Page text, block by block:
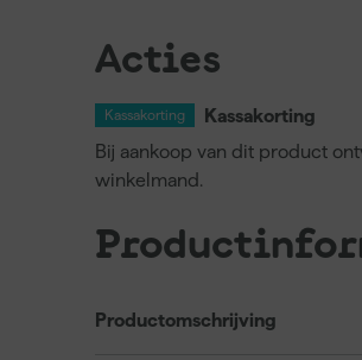
Acties
Kassakorting
Kassakorting
Bij aankoop van dit product
winkelmand.
Productomschrijving